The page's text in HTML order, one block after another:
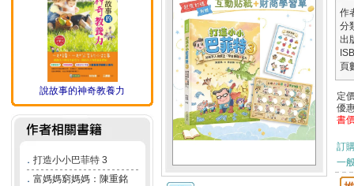
說故事的神奇教養力
． 打造小小巴菲特 3
． 富媽媽窮媽媽：陳重銘
作
分
出
頁
定
優
書
訂
一